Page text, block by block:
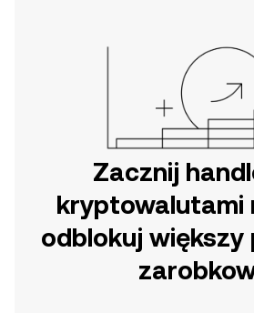
Zacznij
kryptowalutami
odblokuj większy